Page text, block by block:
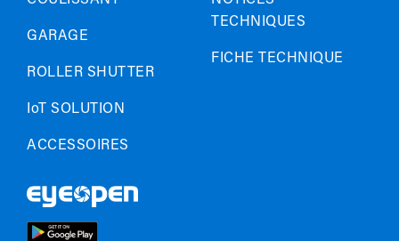
GARAGE
ROLLER SHUTTER
IoT SOLUTION
ACCESSOIRES
TECHNIQUES
FICHE TECHNIQUE